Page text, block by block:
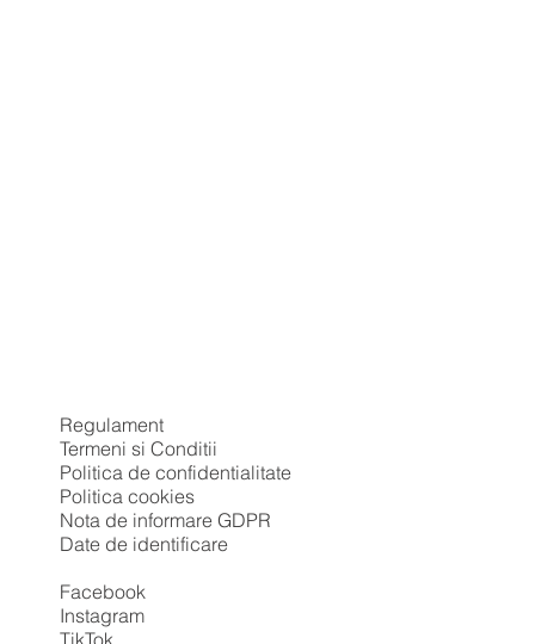
Regulament
Termeni si Conditii
Politica de confidentialitate
Politica cookies
Nota de informare GDPR
Date de identificare
Facebook
Instagram
TikTok